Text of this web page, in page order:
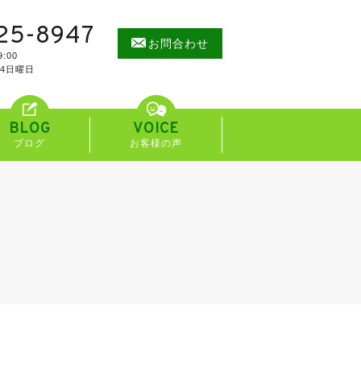
8947
日曜日
お問合わせ
BLOG
ブログ
VOICE
お客様の声